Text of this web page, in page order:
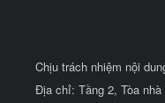
Chịu trách nhiệm nội
Địa chỉ: Tầng 2, Tòa